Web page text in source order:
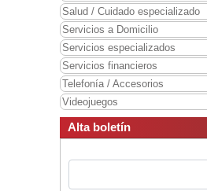
Salud / Cuidado especializado
Servicios a Domicilio
Servicios especializados
Servicios financieros
Telefonía / Accesorios
Videojuegos
Alta boletín